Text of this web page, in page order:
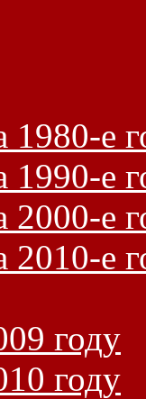
1980-е
1990-е
2000-е
2010-е
году
году